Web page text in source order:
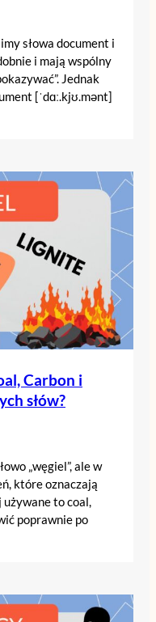
słowa document i
i mają wspólny
Jednak
[ˈdɑː.kjʊ.mənt]
Carbon i
słów?
„węgiel”, ale w
które oznaczają
używane to coal,
poprawnie po